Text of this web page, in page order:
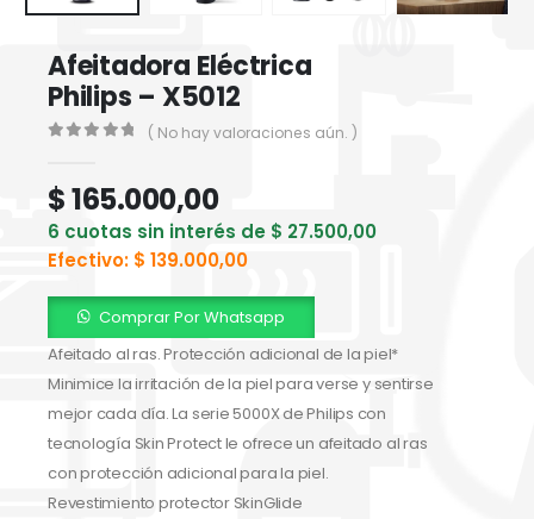
Afeitadora Eléctrica
Philips – X5012
( No hay valoraciones aún. )
$165.000,00
6 cuotas sin interés de $ 27.500,00
Efectivo: $ 139.000,00
Comprar Por Whatsapp
Afeitado al ras. Protección adicional de la piel*
Minimice la irritación de la piel para verse y sentirse
mejor cada día. La serie 5000X de Philips con
tecnología Skin Protect le ofrece un afeitado al ras
con protección adicional para la piel.
Revestimiento protector SkinGlide